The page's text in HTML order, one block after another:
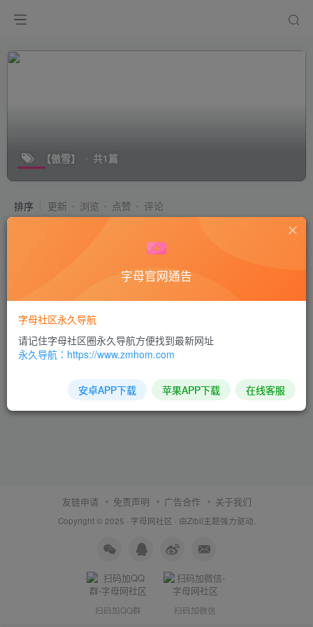
【傲雪】 共1篇
排序 更新 浏览 点赞 评论
付费视频 50
友链申请 免责声明 广告合作 关于我们
Copyright © 2025 · 字母网社区 · 由Zibll主题强力驱动.
扫码加QQ群 扫码加微信
字母官网通告
字母社区永久导航
请记住字母社区圈永久导航方便找到最新网址
永久导航：https://www.zmhom.com
安卓APP下载 苹果APP下载 在线客服